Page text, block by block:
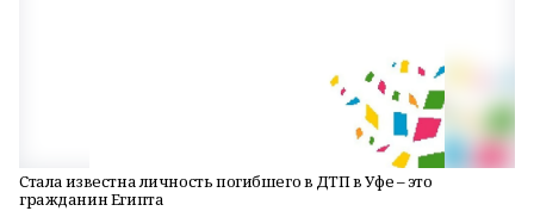
Стала известна личность погибшего в ДТП в Уфе – это
гражданин Египта